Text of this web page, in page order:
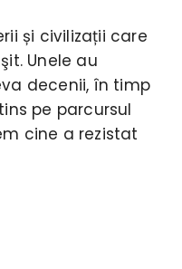
și civilizații care
Unele au
decenii, în timp
pe parcursul
cine a rezistat